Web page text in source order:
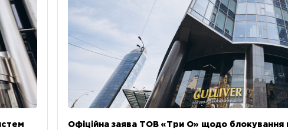
Офіційна заява ТОВ «Три О» щодо